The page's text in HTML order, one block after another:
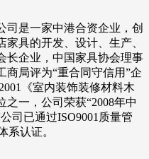
司是一家中港合资企业，创
具的开发、设计、生产、
长企业，中国家具协会理事
商局评为“重合同守信用”企
《室内装饰装修材料木
一，公司荣获“2008年中
司已通过ISO9001质量管
系认证。